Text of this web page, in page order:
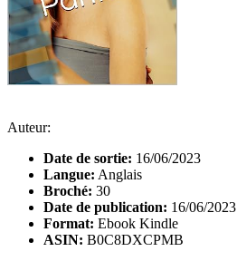
Auteur:
Date de sortie: 16/06/2023
Langue: Anglais
Broché: 30
Date de publication: 16/06/2023
Format: Ebook Kindle
ASIN: B0C8DXCPMB